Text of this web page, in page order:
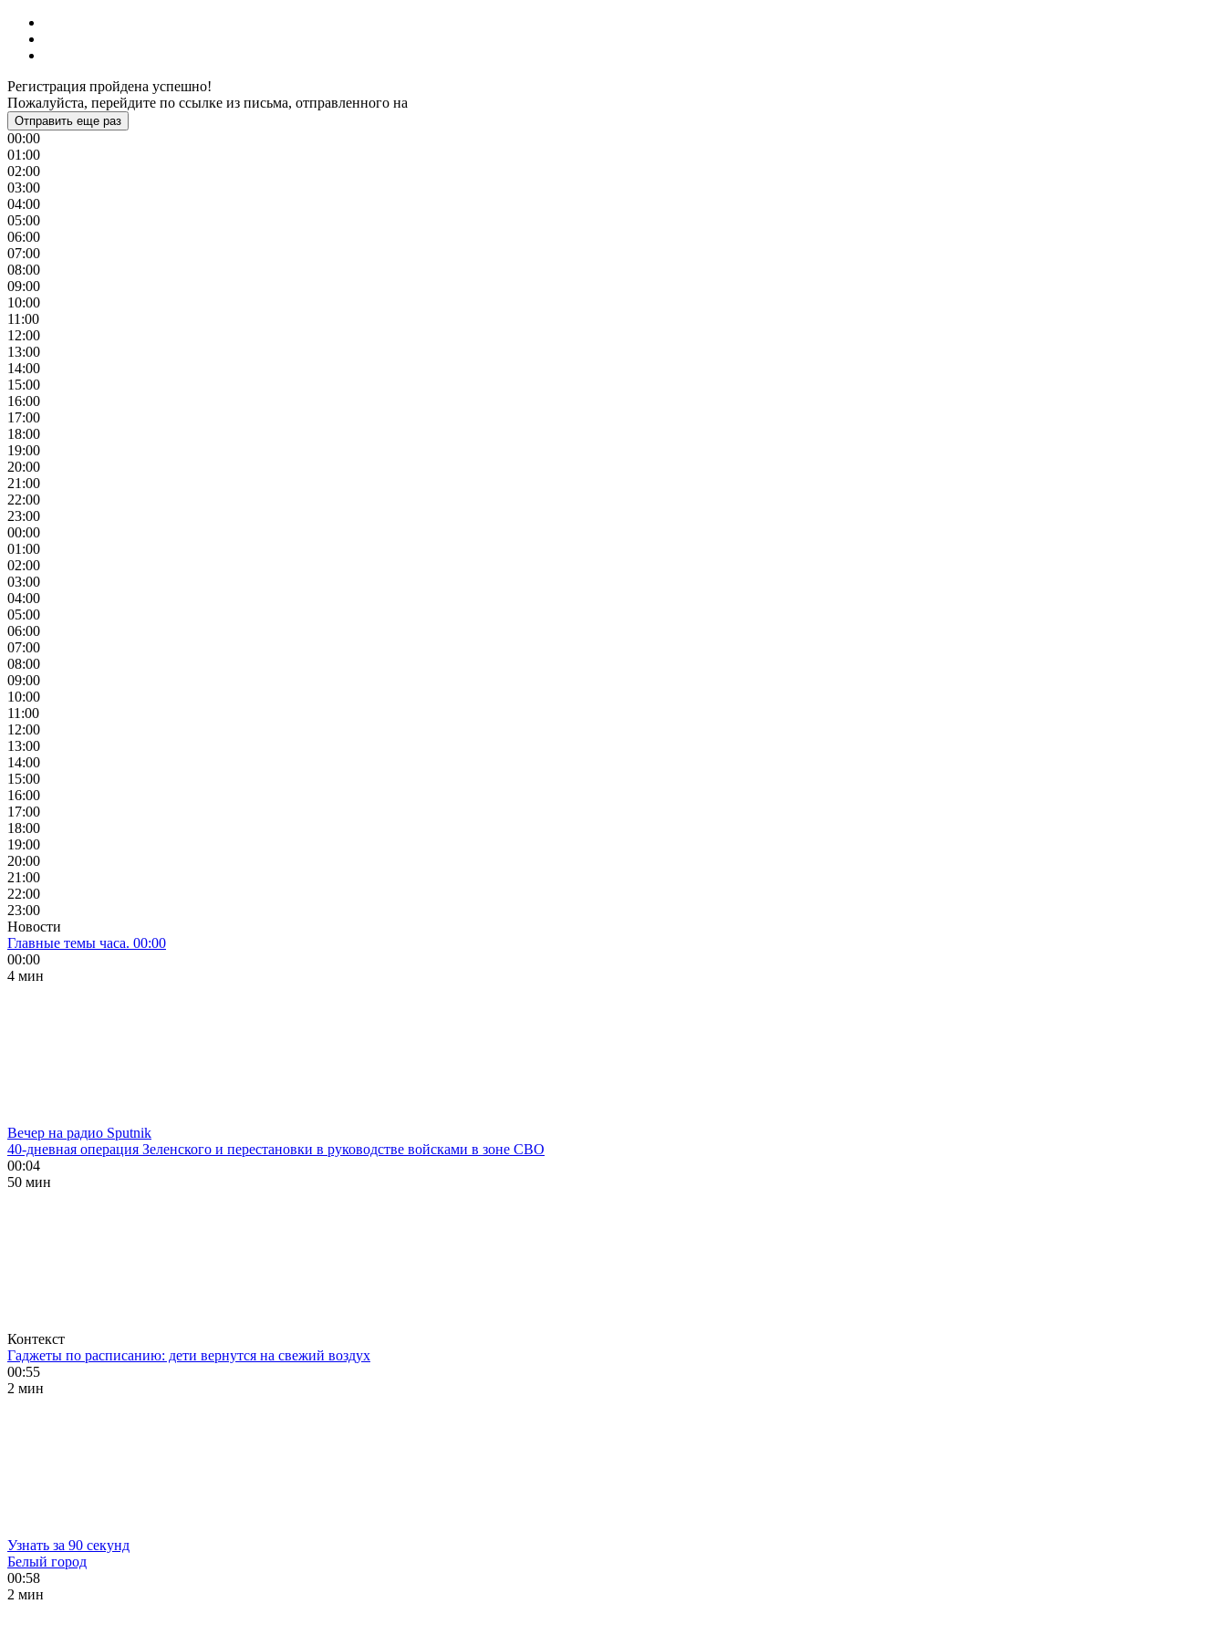
Регистрация пройдена успешно!
Пожалуйста, перейдите по ссылке из письма, отправленного на
Отправить еще раз
00:00
01:00
02:00
03:00
04:00
05:00
06:00
07:00
08:00
09:00
10:00
11:00
12:00
13:00
14:00
15:00
16:00
17:00
18:00
19:00
20:00
21:00
22:00
23:00
00:00
01:00
02:00
03:00
04:00
05:00
06:00
07:00
08:00
09:00
10:00
11:00
12:00
13:00
14:00
15:00
16:00
17:00
18:00
19:00
20:00
21:00
22:00
23:00
Новости
Главные темы часа. 00:00
00:00
4 мин
Вечер на радио Sputnik
40-дневная операция Зеленского и перестановки в руководстве войсками в зоне СВО
00:04
50 мин
Контекст
Гаджеты по расписанию: дети вернутся на свежий воздух
00:55
2 мин
Узнать за 90 секунд
Белый город
00:58
2 мин